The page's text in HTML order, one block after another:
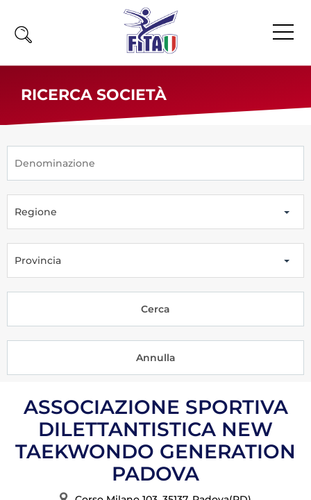
News
Olimpiadi
Atleti
Atleti Poomsae e Freestyle
Tesseramento
Amministrazione
Salute
Rivista Olympic Dream
RICERCA SOCIETÀ
Regione
Provincia
ASSOCIAZIONE SPORTIVA
DILETTANTISTICA NEW
TAEKWONDO GENERATION
PADOVA